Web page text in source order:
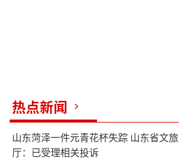
热点新闻
山东菏泽一件元青花杯失踪 山东省文旅
厅：已受理相关投诉